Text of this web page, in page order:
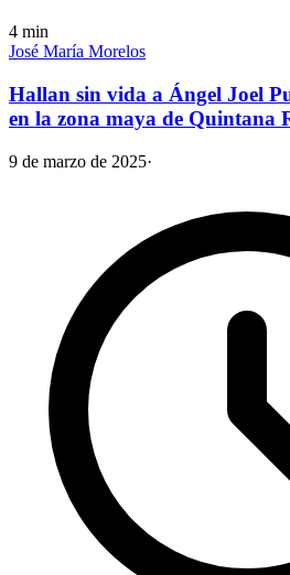
4 min
José María Morelos
Hallan sin vida a Ángel Joel
en la zona maya de Quintana
9 de marzo de 2025·